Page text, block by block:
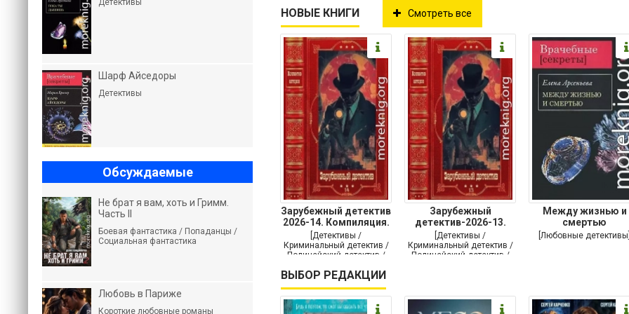
НОВЫЕ КНИГИ Смотреть все
Зарубежный детектив
2026-14. Компиляция.
Книги
[Детективы /
Криминальный детектив /
Полицейский детектив /
Зарубежный
детектив-2026-13.
Книги 1-10
[Детективы /
Криминальный детектив /
Полицейский детектив /
Между жизнью и
смертью
[Любовные
ВЫБОР РЕДАКЦИИ
Детективы
Шарф Айседоры
Детективы
Обсуждаемые
Не брат я вам, хоть и Гримм.
Часть II
Боевая фантастика / Попаданцы /
Социальная фантастика
Любовь в Париже
Короткие любовные романы